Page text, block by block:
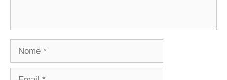
Nome
Email